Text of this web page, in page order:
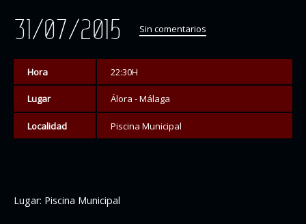
31/07/2015 Sin comentarios
Hora 22:30H
Lugar Álora - Málaga
Localidad Piscina Municipal
Lugar: Piscina Municipal